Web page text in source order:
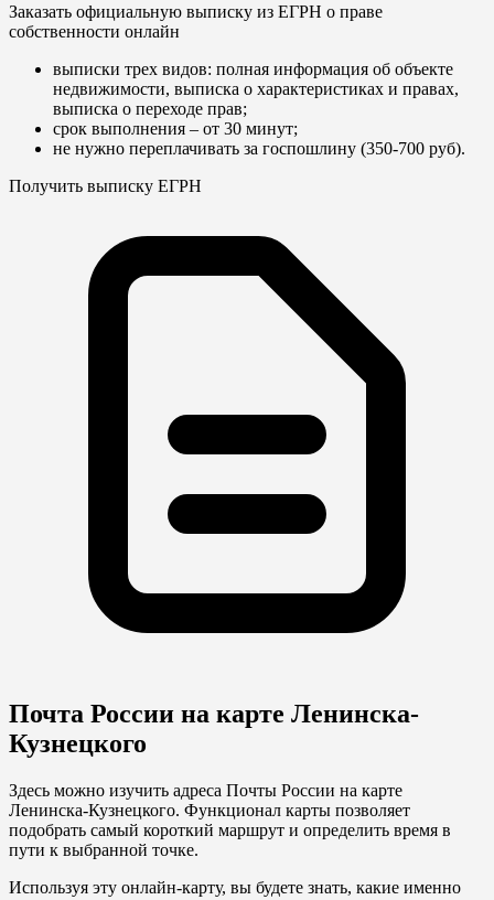
Заказать официальную выписку из ЕГРН о праве
собственности онлайн
выписки трех видов: полная информация об объекте
недвижимости, выписка о характеристиках и правах,
выписка о переходе прав;
срок выполнения – от 30 минут;
не нужно переплачивать за госпошлину (350-700 руб).
Получить выписку ЕГРН
Почта России на карте Ленинска-
Кузнецкого
Здесь можно изучить адреса Почты России на карте
Ленинска-Кузнецкого. Функционал карты позволяет
подобрать самый короткий маршрут и определить время в
пути к выбранной точке.
Используя эту онлайн-карту, вы будете знать, какие именно